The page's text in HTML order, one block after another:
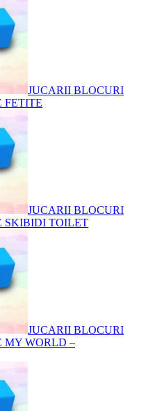
JUCARII BLOCURI
FETITE
JUCARII BLOCURI
SKIBIDI TOILET
JUCARII BLOCURI
MY WORLD –